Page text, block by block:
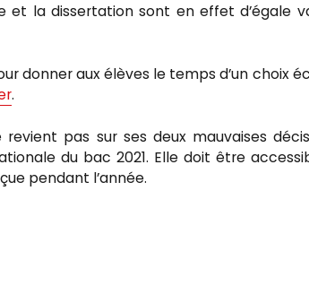
et la dissertation sont en effet d’égale
donner aux élèves le temps d’un choix
.
pas sur ses deux mauvaises
du bac 2021. Elle doit être
pendant l’année.